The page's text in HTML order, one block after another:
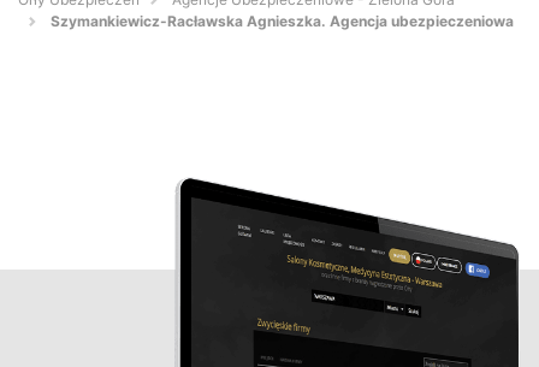
Szymankiewicz-Racławska Agnieszka. Agencja ubezpieczeniowa